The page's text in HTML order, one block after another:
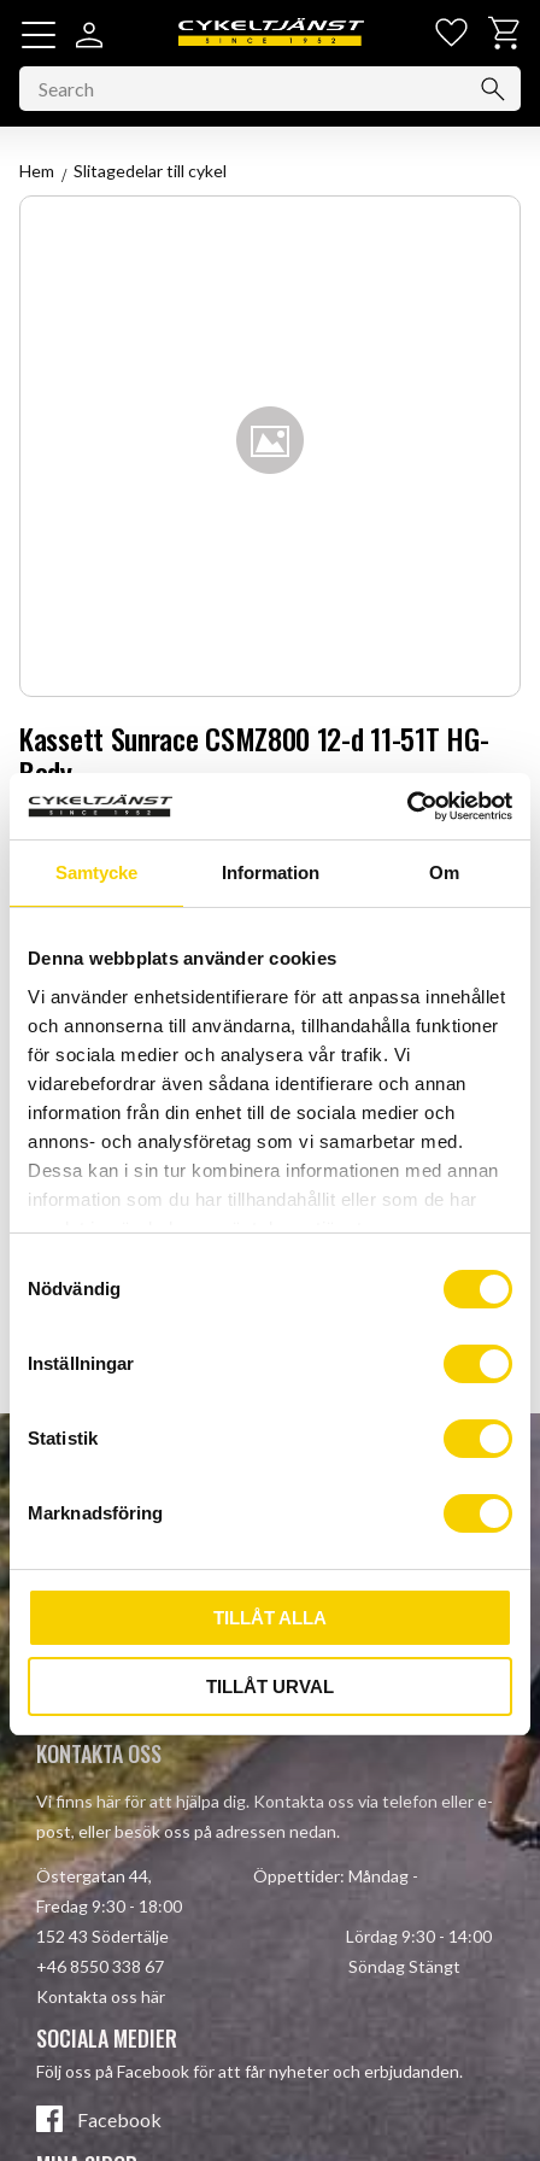
Samtycke Information Om
Denna webbplats använder cookies
Vi använder enhetsidentifierare för att anpassa innehållet
och annonserna till användarna, tillhandahålla funktioner
för sociala medier och analysera vår trafik. Vi
vidarebefordrar även sådana identifierare och annan
information från din enhet till de sociala medier och
annons- och analysföretag som vi samarbetar med.
Dessa kan i sin tur kombinera informationen med annan
information som du har tillhandahållit eller som de har
samlat in när du har använt deras tjänster.
c
k
s
v
a
l
Nödvändig
Inställningar
Statistik
Marknadsföring
TILLÅT ALLA
TILLÅT URVAL
Menu
Basket
Hem Slitagedelar till cykel
Kassett Sunrace CSMZ800 12-d 11-51T HG-
Body
Kassett Sunrace CSMZ800 12-d 11-51T HG-Body
1 299:-
-
BUY
Certifierad cykelservice & Shimano Service Center
Allt inom cykel på ett ställe
Kunnig personal och hög kundnöjdhet
Your personal information is processed in accordance with our
privacy policy.
KONTAKTA OSS
Vi finns här för att hjälpa dig. Kontakta oss via telefon eller e-
post, eller besök oss på adressen nedan.
Östergatan 44, Öppettider: Måndag -
Fredag 9:30 - 18:00
152 43 Södertälje Lördag 9:30 - 14:00
+46 8550 338 67 Söndag Stängt
Kontakta oss här
SOCIALA MEDIER
Följ oss på Facebook för att får nyheter och erbjudanden.
Facebook